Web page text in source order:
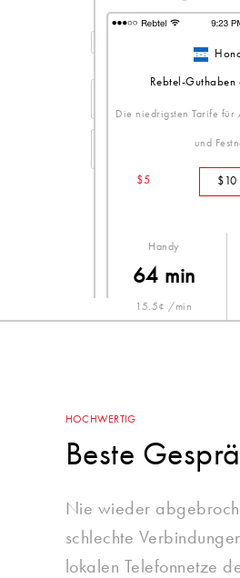
Rebtel-
Die niedrigsten Tarife
und
$5 $10
Handy
64 min
15.5¢ /min
HOCHWERTIG
Beste
Nie wieder
schlechte
lokalen Telefonnetze